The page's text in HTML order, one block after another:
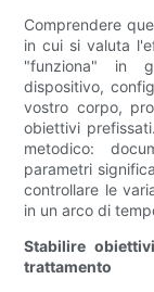
Comprendere
in cui si valuta
"funziona" in
dispositivo,
vostro corpo,
obiettivi
metodico:
parametri
controllare le
in un arco di
Stabilire
trattamento